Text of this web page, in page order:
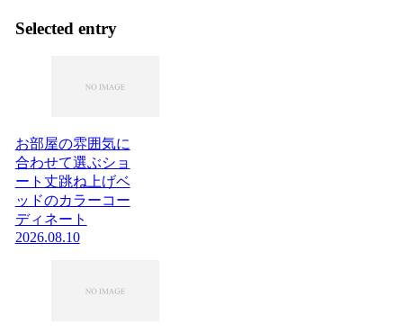
Selected entry
お部屋の雰囲気に
合わせて選ぶショ
ート丈跳ね上げベ
ッドのカラーコー
ディネート
2026.08.10